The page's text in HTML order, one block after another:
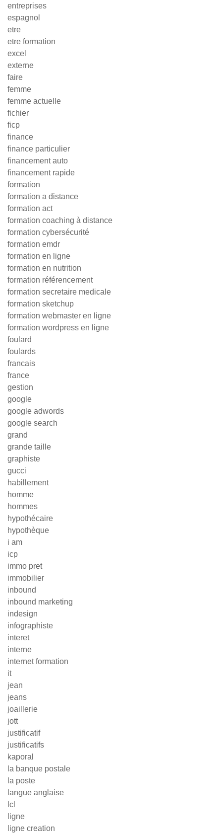
entreprises
espagnol
etre
etre formation
excel
externe
faire
femme
femme actuelle
fichier
ficp
finance
finance particulier
financement auto
financement rapide
formation
formation a distance
formation act
formation coaching à distance
formation cybersécurité
formation emdr
formation en ligne
formation en nutrition
formation référencement
formation secretaire medicale
formation sketchup
formation webmaster en ligne
formation wordpress en ligne
foulard
foulards
francais
france
gestion
google
google adwords
google search
grand
grande taille
graphiste
gucci
habillement
homme
hommes
hypothécaire
hypothèque
i am
icp
immo pret
immobilier
inbound
inbound marketing
indesign
infographiste
interet
interne
internet formation
it
jean
jeans
joaillerie
jott
justificatif
justificatifs
kaporal
la banque postale
la poste
langue anglaise
lcl
ligne
ligne creation